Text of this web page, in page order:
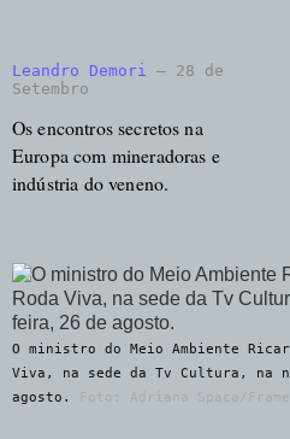
Leandro Demori — 28 de
Setembro
Os encontros secretos na
Europa com mineradoras e
indústria do veneno.
O ministro do Meio Ambiente
Viva, na sede da Tv Cultura, na
agosto.
Foto: Adriana Spaca/